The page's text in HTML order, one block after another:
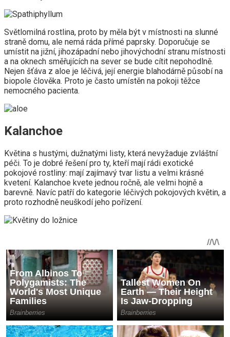
Světlomilná rostlina, proto by měla být v místnosti na slunné
straně domu, ale nemá ráda přímé paprsky. Doporučuje se
umístit na jižní, jihozápadní nebo jihovýchodní stranu místnosti
a na oknech směřujících na sever se bude cítit nepohodlně.
Nejen šťáva z aloe je léčivá, její energie blahodárně působí na
biopole člověka. Proto je často umístěn na pokoji těžce
nemocného pacienta.
Kalanchoe
Květina s hustými, dužnatými listy, která nevyžaduje zvláštní
péči. To je dobré řešení pro ty, kteří mají rádi exotické
pokojové rostliny: mají zajímavý tvar listu a velmi krásné
kvetení. Kalanchoe kvete jednou ročně, ale velmi hojně a
barevně. Navíc patří do kategorie léčivých pokojových květin, a
proto rozhodně neuškodí jeho pořízení.